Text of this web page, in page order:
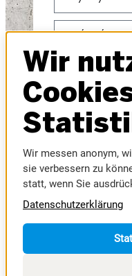
Wir
Wir messen anonym,
sie verbessern zu
statt, wenn Sie
Datenschutzerklärung